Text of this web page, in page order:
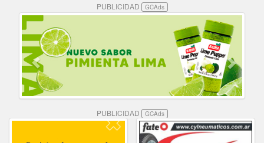
PUBLICIDAD GCAds
PUBLICIDAD GCAds